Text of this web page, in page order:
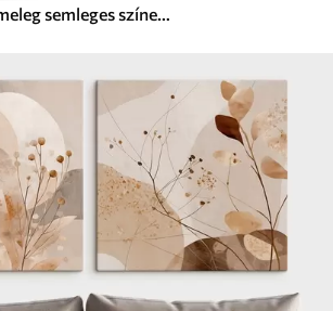
Relief körök és ág meleg semleges színekben